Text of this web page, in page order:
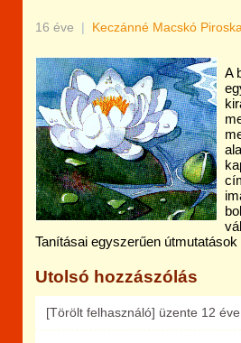
16 éve | Keczánné Macskó
A
Tanításai egyszerűen
Utolsó hozzászólás
[Törölt felhasználó] üzente 12 éve